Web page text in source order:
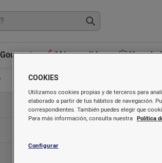
Gourmet Más vendidos
Mermeladas
COOKIES
Utilizamos cookies propias y de terceros para
elaborado a partir de tus hábitos de navegación.
correspondientes. También puedes elegir que
Para más información, consulta nuestra Política
Configurar